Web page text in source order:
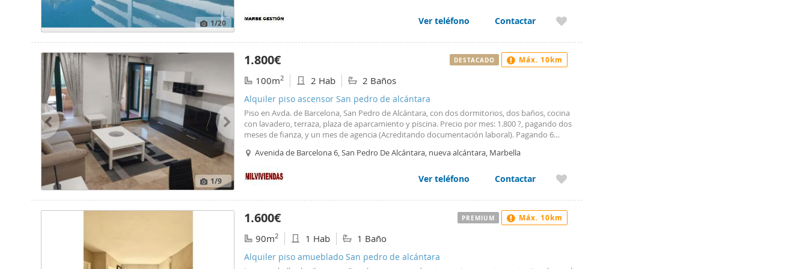
1/20
subterráneo, puedes disfrutar de todo lo que ofrece San Pedro a pie de tu casa. El edificio,
acondicionado y calefacción por bomba de frío/calor. Además, la propiedad incluye una
plaza de garaje, lo que hace que moverse por la zona sea aún más fácil. Las amplias avenidas
conectadas por carriles bici son perfectas para disfrutar de paseos al aire libre. ¡No dejes
pasar esta oportunidad única de vivir en un entorno privilegiado! Propietario necesita pago
en efectivo o en crypto.
Ver teléfono Contactar
1/9
1.800€
100m2 2 Hab 2 Baños
Alquiler piso ascensor San pedro de alcántara
Piso en Avda. de Barcelona, San Pedro de Alcántara, con dos dormitorios, dos baños, cocina
con lavadero, terraza, plaza de aparcamiento y piscina. Precio por mes: 1.800 ?, pagando dos
meses de fianza, y un mes de agencia (Acreditando documentación laboral). Pagando 6
Avenida de Barcelona 6, San Pedro De Alcántara, nueva alcántara, Marbella
Ver teléfono Contactar
DESTACADO Máx. 10km
1.600€
90m2 1 Hab 1 Baño
Alquiler piso amueblado San pedro de alcántara
PREMIUM Máx. 10km